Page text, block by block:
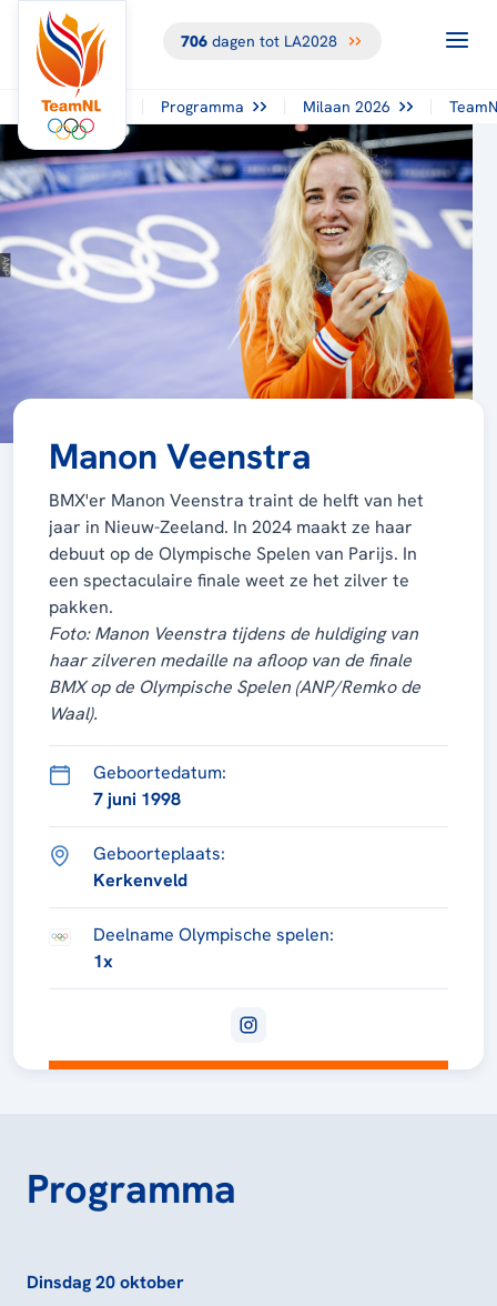
706dagen tot LA2028
Programma Milaan 2026
Manon Veenstra
BMX'er Manon Veenstra traint de helft van het
jaar in Nieuw-Zeeland. In 2024 maakt ze haar
debuut op de Olympische Spelen van Parijs. In
een spectaculaire finale weet ze het zilver te
pakken.
Foto: Manon Veenstra tijdens de huldiging van
haar zilveren medaille na afloop van de finale
BMX op de Olympische Spelen (ANP/Remko de
Waal).
Geboortedatum:
7 juni 1998
Geboorteplaats:
Kerkenveld
Deelname Olympische spelen:
1x
Programma
Dinsdag 20 oktober